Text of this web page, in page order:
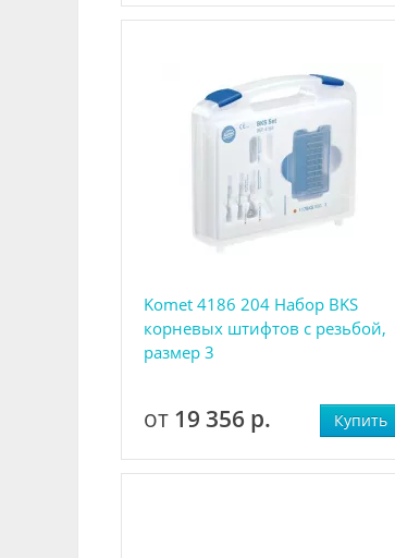
Komet 4186 204 Набор BKS
корневых штифтов с резьбой,
размер 3
от 19 356 р. Купить